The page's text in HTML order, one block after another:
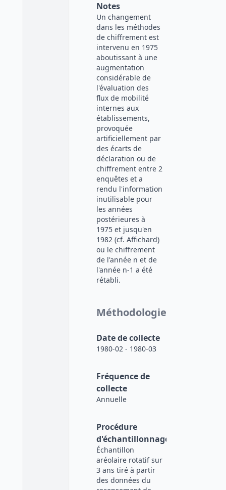
Notes
Un changement
dans les méthodes
de chiffrement est
intervenu en 1975
aboutissant à une
augmentation
considérable de
l'évaluation des
flux de mobilité
internes aux
établissements,
provoquée
artificiellement par
des écarts de
déclaration ou de
chiffrement entre 2
enquêtes et a
rendu l'information
inutilisable pour
les années
postérieures à
1975 et jusqu'en
1982 (cf. Affichard)
ou le chiffrement
de l'année n et de
l'année n-1 a été
rétabli.
Méthodologie
Date de collecte
1980-02 - 1980-03
Fréquence de
collecte
Annuelle
Procédure
d'échantillonnage
Échantillon
aréolaire rotatif sur
3 ans tiré à partir
des données du